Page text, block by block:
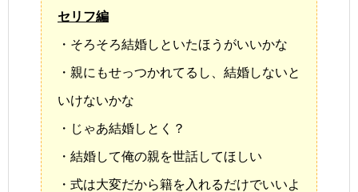
セリフ編
・そろそろ結婚しといたほうがいいかな
・親にもせっつかれてるし、結婚しないと
いけないかな
・じゃあ結婚しとく？
・結婚して俺の親を世話してほしい
・式は大変だから籍を入れるだけでいいよ